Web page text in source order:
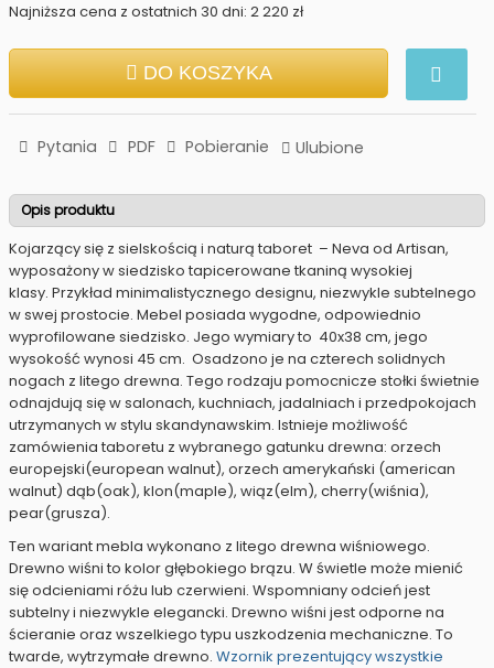
Najniższa cena z ostatnich 30 dni: 2 220 zł
DO KOSZYKA
Pytania PDF Pobieranie Ulubione
Opis produktu
Kojarzący się z sielskością i naturą taboret – Neva od Artisan,
wyposażony w siedzisko tapicerowane tkaniną wysokiej
klasy. Przykład minimalistycznego designu, niezwykle subtelnego
w swej prostocie. Mebel posiada wygodne, odpowiednio
wyprofilowane siedzisko. Jego wymiary to 40x38 cm, jego
wysokość wynosi 45 cm. Osadzono je na czterech solidnych
nogach z litego drewna. Tego rodzaju pomocnicze stołki świetnie
odnajdują się w salonach, kuchniach, jadalniach i przedpokojach
utrzymanych w stylu skandynawskim. Istnieje możliwość
zamówienia taboretu z wybranego gatunku drewna: orzech
europejski(european walnut), orzech amerykański (american
walnut) dąb(oak), klon(maple), wiąz(elm), cherry(wiśnia),
pear(grusza).
Ten wariant mebla wykonano z litego drewna wiśniowego.
Drewno wiśni to kolor głębokiego brązu. W świetle może mienić
się odcieniami różu lub czerwieni. Wspomniany odcień jest
subtelny i niezwykle elegancki. Drewno wiśni jest odporne na
ścieranie oraz wszelkiego typu uszkodzenia mechaniczne. To
twarde, wytrzymałe drewno. Wzornik prezentujący wszystkie